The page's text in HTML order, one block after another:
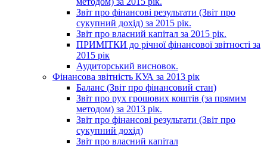
Звіт про фінансові результати (Звіт про
сукупний дохід) за 2015 рік.
Звіт про власний капітал за 2015 рік.
ПРИМІТКИ до річної фінансової звітності за
2015 рік
Аудиторський висновок.
Фінансова звітність КУА за 2013 рік
Баланс (Звіт про фінансовий стан)
Звіт про рух грошових коштів (за прямим
методом) за 2013 рік.
Звіт про фінансові результати (Звіт про
сукупний дохід)
Звіт про власний капітал